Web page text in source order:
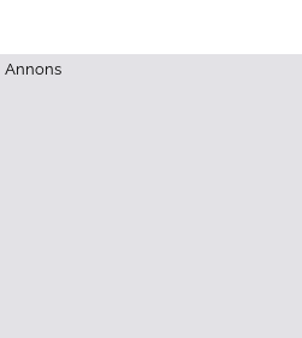
Annons